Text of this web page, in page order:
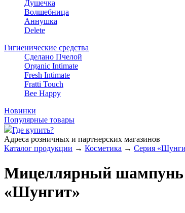
Душечка
Волшебница
Аннушка
Delete
Гигиенические средства
Сделано Пчелой
Organic Intimate
Fresh Intimate
Fratti Touch
Bee Happy
Новинки
Популярные товары
Где купить?
Адреса розничных и партнерских магазинов
Каталог продукции → Косметика → Серия
Мицеллярный шампунь
«Шунгит»